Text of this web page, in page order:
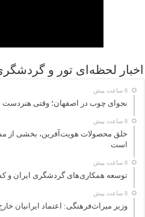
اخبار لحظه‌ای تور و
8 ساعت پیش
نجوای چوب در اصفهان؛ وقتی هنردست
8 ساعت پیش
خلق محصولات هویت‌آفرین، بخشی از
است
8 ساعت پیش
توسعه همکاری‌های گردشگری ایران و
8 ساعت پیش
وزیر میراث‌فرهنگی: اعتماد ایرانیان